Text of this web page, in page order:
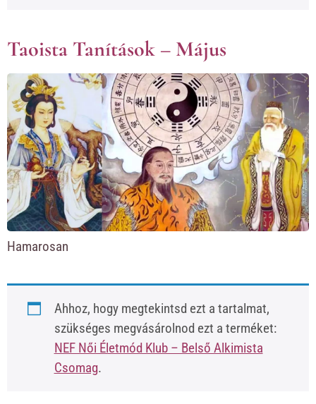
Taoista Tanítások – Május
Hamarosan
Ahhoz, hogy megtekintsd ezt a tartalmat,
szükséges megvásárolnod ezt a terméket:
NEF Női Életmód Klub – Belső Alkimista
Csomag.